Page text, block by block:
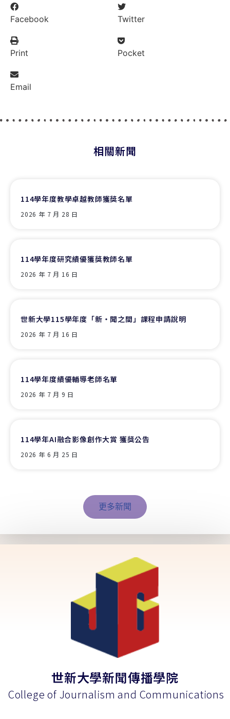
Facebook Twitter
Print Pocket
Email
相關新聞
114學年度教學卓越教師獲獎名單
2026 年 7 月 28 日
114學年度研究績優獲獎教師名單
2026 年 7 月 16 日
世新大學115學年度「新‧聞之間」課程申請說明
2026 年 7 月 16 日
114學年度績優輔導老師名單
2026 年 7 月 9 日
114學年AI融合影像創作大賞 獲獎公告
2026 年 6 月 25 日
更多新聞
世新大學新聞傳播學院
College of Journalism and Communications